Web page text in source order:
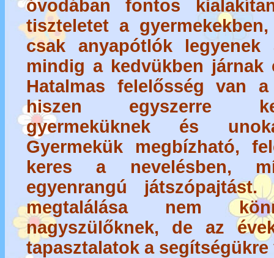
óvodában fontos
tiszteletet a
csak anyapótlók legyenek
mindig a kedvükben járnak
Hatalmas felelősség van
hiszen egyszerre
gyermeküknek és
Gyermekük megbízható,
keres a nevelésben,
egyenrangú
megtalálása nem
nagyszülőknek, de az
tapasztalatok a segítségükre